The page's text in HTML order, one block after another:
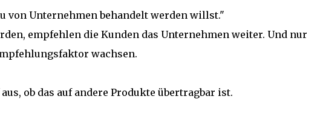
von Unternehmen behandelt werden willst."
empfehlen die Kunden das Unternehmen weiter. Und nur
wachsen.
ob das auf andere Produkte übertragbar ist.